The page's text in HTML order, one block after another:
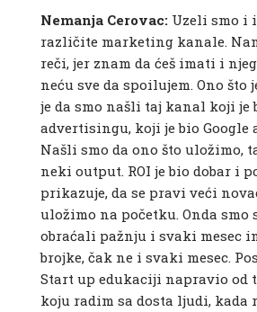
Nemanja Cerovac: Uzeli smo i
različite marketing kanale.
reči, jer znam da ćeš imati i
neću sve da spoilujem. Ono
je da smo našli taj kanal koji je
advertisingu, koji je bio Google
Našli smo da ono što uložimo,
neki output. ROI je bio dobar i
prikazuje, da se pravi veći
uložimo na početku. Onda smo
obraćali pažnju i svaki mesec
brojke, čak ne i svaki mesec.
Start up edukaciji napravio od
koju radim sa dosta ljudi, kada